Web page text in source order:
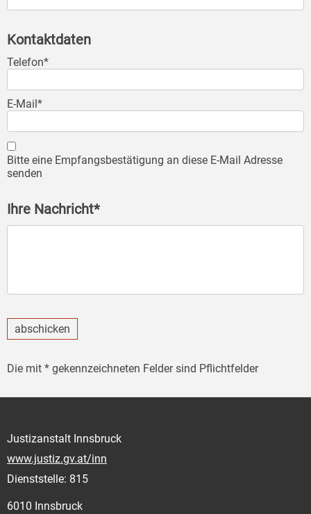
Kontaktdaten
Telefon*
E-Mail*
Bitte eine Empfangsbestätigung an diese E-Mail Adresse
senden
Ihre Nachricht*
abschicken
Die mit * gekennzeichneten Felder sind Pflichtfelder
Justizanstalt Innsbruck
www.justiz.gv.at/inn
Dienststelle: 815
6010 Innsbruck